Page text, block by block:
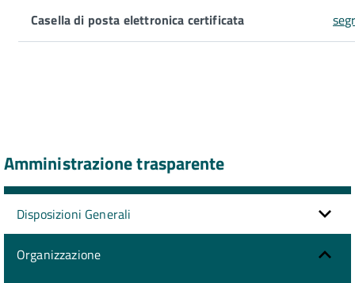
Casella di posta elettronica certificata
Amministrazione trasparente
Disposizioni Generali
Organizzazione